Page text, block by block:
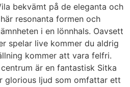
bekvämt på de eleganta och
resonanta formen och
i en lönnhals. Oavsett
spelar live kommer du aldrig
kommer att vara felfri.
är en fantastisk Sitka
glorious ljud som omfattar ett